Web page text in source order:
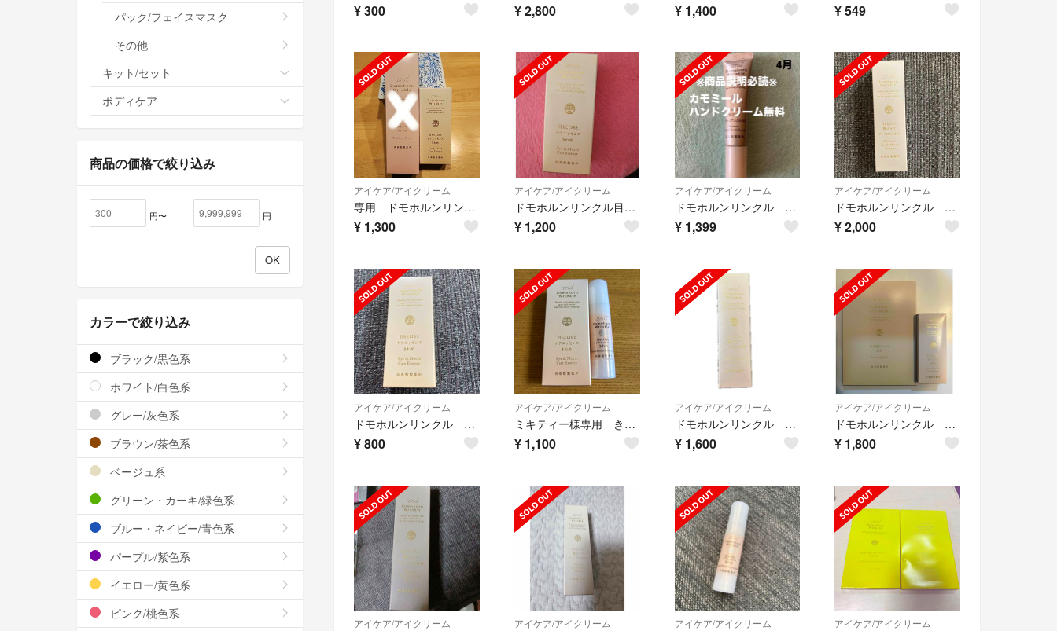
¥300 ¥2,800 ¥ 1,400 ¥549
アイケア/アイクリーム
専用 ドモホルンリンクル きわめ&クリーム
¥ 1,300
アイケア/アイクリーム
ドモホルンリンクル目もと口もとケアエッセンスきわめ
¥ 1,200
アイケア/アイクリーム
ドモホルンリンクル プレミアムきわめ
¥ 1,399
アイケア/アイクリーム
ドモホルンリンクル プレミアムきわめ
¥2,000
アイケア/アイクリーム
ドモホルンリンクル きわめ
¥800
アイケア/アイクリーム
ミキティー様専用 きわめ
¥ 1,100
アイケア/アイクリーム
ドモホルンリンクル 目もと口もと用クリーム 未使用
¥ 1,600
アイケア/アイクリーム
ドモホルンリンクル 目口もとエッセンスと美白マスク
¥ 1,800
アイケア/アイクリーム アイケア/アイクリーム アイケア/アイクリーム アイケア/アイクリーム
パック/フェイスマスク
その他
キット/セット
ボディケア
商品の価格で絞り込み
円〜 円
カラーで絞り込み
ブラック/黒色系
ホワイト/白色系
グレー/灰色系
ブラウン/茶色系
ベージュ系
グリーン・カーキ/緑色系
ブルー・ネイビー/青色系
パープル/紫色系
イエロー/黄色系
ピンク/桃色系